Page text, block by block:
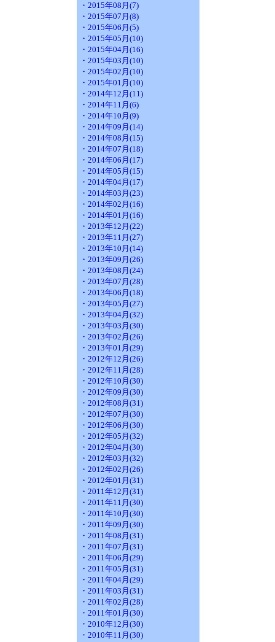
・2015年08月(7)
・2015年07月(8)
・2015年06月(5)
・2015年05月(10)
・2015年04月(16)
・2015年03月(10)
・2015年02月(10)
・2015年01月(10)
・2014年12月(11)
・2014年11月(6)
・2014年10月(9)
・2014年09月(14)
・2014年08月(15)
・2014年07月(18)
・2014年06月(17)
・2014年05月(15)
・2014年04月(17)
・2014年03月(23)
・2014年02月(16)
・2014年01月(16)
・2013年12月(22)
・2013年11月(27)
・2013年10月(14)
・2013年09月(26)
・2013年08月(24)
・2013年07月(28)
・2013年06月(18)
・2013年05月(27)
・2013年04月(32)
・2013年03月(30)
・2013年02月(26)
・2013年01月(29)
・2012年12月(26)
・2012年11月(28)
・2012年10月(30)
・2012年09月(30)
・2012年08月(31)
・2012年07月(30)
・2012年06月(30)
・2012年05月(32)
・2012年04月(30)
・2012年03月(32)
・2012年02月(26)
・2012年01月(31)
・2011年12月(31)
・2011年11月(30)
・2011年10月(30)
・2011年09月(30)
・2011年08月(31)
・2011年07月(31)
・2011年06月(29)
・2011年05月(31)
・2011年04月(29)
・2011年03月(31)
・2011年02月(28)
・2011年01月(30)
・2010年12月(30)
・2010年11月(30)